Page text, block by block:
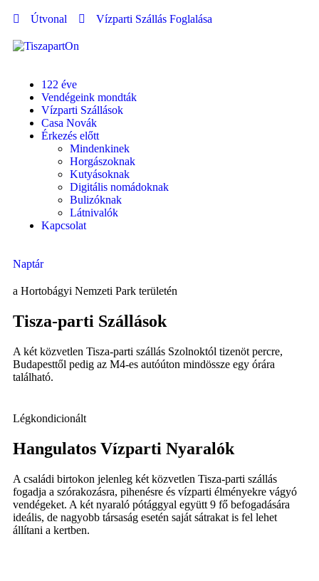
Útvonal Vízparti Szállás Foglalása
122 éve
Vendégeink mondták
Vízparti Szállások
Casa Novák
Érkezés előtt
Mindenkinek
Horgászoknak
Kutyásoknak
Digitális nomádoknak
Bulizóknak
Látnivalók
Kapcsolat
Naptár
a Hortobágyi Nemzeti Park területén
Tisza-parti Szállások
A két közvetlen Tisza-parti szállás Szolnoktól tizenöt percre,
Budapesttől pedig az M4-es autóúton mindössze egy órára
található.
Légkondicionált
Hangulatos Vízparti Nyaralók
A családi birtokon jelenleg két közvetlen Tisza-parti szállás
fogadja a szórakozásra, pihenésre és vízparti élményekre vágyó
vendégeket. A két nyaraló pótággyal együtt 9 fő befogadására
ideális, de nagyobb társaság esetén saját sátrakat is fel lehet
állítani a kertben.